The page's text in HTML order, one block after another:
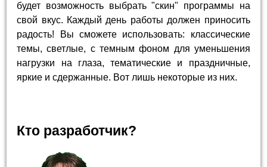
будет возможность выбрать "скин" программы на
свой вкус. Каждый день работы должен приносить
радость! Вы сможете использовать: классические
темы, светлые, с темным фоном для уменьшения
нагрузки на глаза, тематические и праздничные,
яркие и сдержанные. Вот лишь некоторые из них.
Кто разработчик?